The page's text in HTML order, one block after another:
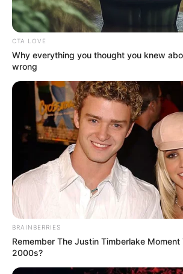
CTA LOVE
Why everything you thought you knew
wrong
BRAINBERRIES
Remember The Justin Timberlake
2000s?